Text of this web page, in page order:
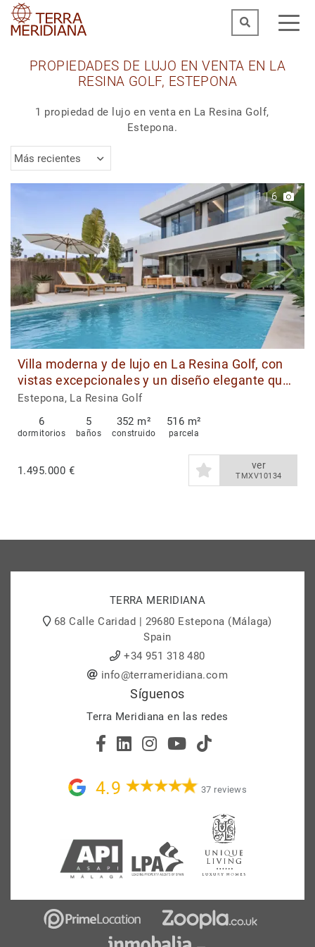
PROPIEDADES DE LUJO EN VENTA EN LA
RESINA GOLF, ESTEPONA
1 propiedad de lujo en venta en La Resina Golf,
Estepona.
Más recientes
1|6
Villa moderna y de lujo en La Resina Golf, con
vistas excepcionales y un diseño elegante que
define la vida exclusiva en la Costa del Sol.
Estepona, La Resina Golf
6
dormitorios
5
baños
352 m²
construido
516 m²
parcela
1.495.000 € ver
TMXV10134
TERRA MERIDIANA
68 Calle Caridad | 29680 Estepona (Málaga)
Spain
+34 951 318 480
info@terrameridiana.com
Síguenos
Terra Meridiana en las redes
4.9 37 reviews